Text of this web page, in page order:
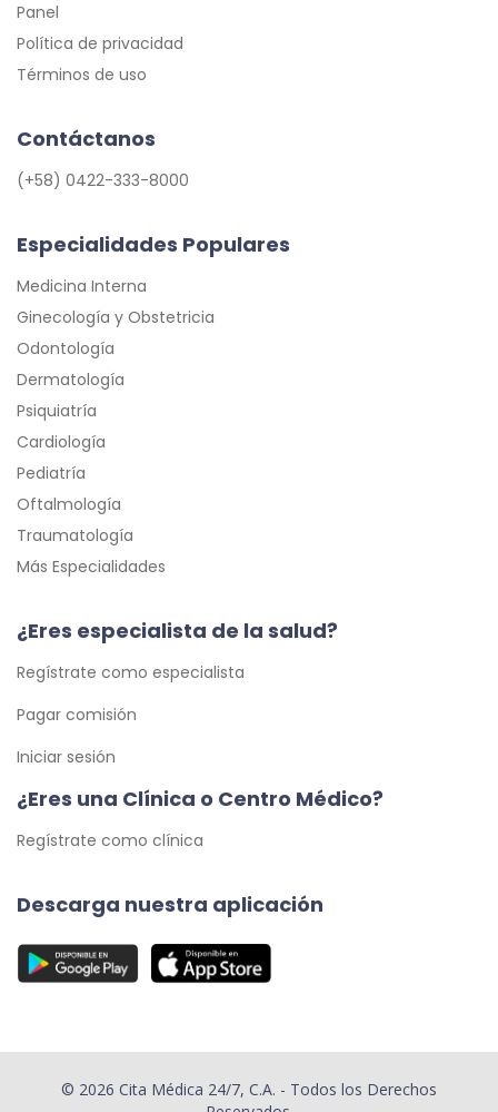
Panel
Política de privacidad
Términos de uso
Contáctanos
(+58) 0422-333-8000
Especialidades Populares
Medicina Interna
Ginecología y Obstetricia
Odontología
Dermatología
Psiquiatría
Cardiología
Pediatría
Oftalmología
Traumatología
Más Especialidades
¿Eres especialista de la salud?
Regístrate como especialista
Pagar comisión
Iniciar sesión
¿Eres una Clínica o Centro Médico?
Regístrate como clínica
Descarga nuestra aplicación
© 2026 Cita Médica 24/7, C.A. - Todos los Derechos